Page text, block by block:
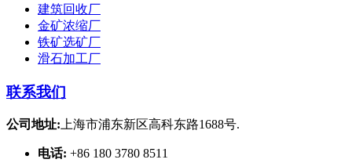
建筑回收厂
金矿浓缩厂
铁矿选矿厂
滑石加工厂
联系我们
公司地址: 上海市浦东新区高科东路1688号.
电话: +86 180 3780 8511